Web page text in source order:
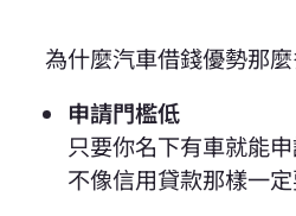
為什麼汽車借錢優勢那麼
申請門檻低
只要你名下有車就能
不像信用貸款那樣一